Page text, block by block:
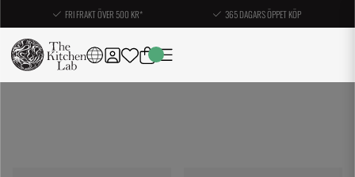
FRI FRAKT ÖVER 500 KR* 365 DAGARS ÖPPET KÖP